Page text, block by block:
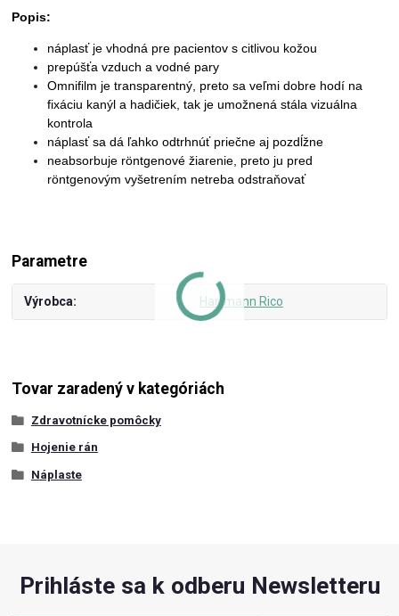
Popis:
náplasť je vhodná pre pacientov s citlivou kožou
prepúšťa vzduch a vodné pary
Omnifilm je transparentný, preto sa veľmi dobre hodí na
fixáciu kanýl a hadičiek, tak je umožnená stála vizuálna
kontrola
náplasť sa dá ľahko odtrhnúť priečne aj pozdĺžne
neabsorbuje röntgenové žiarenie, preto ju pred
röntgenovým vyšetrením netreba odstraňovať
Parametre
Výrobca Hartmann Rico
Tovar zaradený v kategóriách
Zdravotnícke pomôcky
Hojenie rán
Náplaste
Prihláste sa k odberu Newsletteru